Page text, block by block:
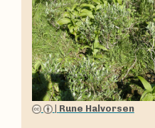
Rune Halvorsen